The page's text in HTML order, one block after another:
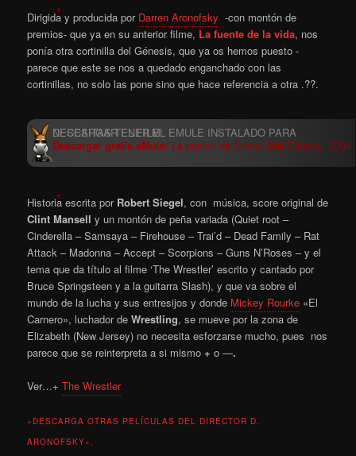
.+.
Dirigida y producida por Darren Aronofsky -con montón de
premios- que ya en su anterior filme, La fuente de la vida, nos
ponía otra cortinilla del Génesis, que ya os hemos puesto -
parece que este se nos a quedado enganchado con las
cortinillas, no solo las pone sino que hace referencia a otra .??.
Descargar gratis eMule: La pasion de Cristo, Mel Gibson, 2004
.+.
Historia escrita por Robert Siegel, con música, score original de
Clint Mansell y un montón de peña variada (Quiet root –
Cinderella – Samsaya – Firehouse – Trai’d – Dead Family – Rat
Attack – Madonna – Accept – Scorpions – Guns N’Roses – y el
tema que da título al filme ‘The Wrestler’ escrito y cantado por
Bruce Springsteen y a la guitarra Slash), y que va sobre el
mundo de la lucha y sus entresijos y donde Mickey Rourke «El
Carnero», luchador deWrestling, se mueve por la zona de
Elizabeth (New Jersey) no necesita esforzarse mucho, pues nos
parece que se reinterpreta a si mismo+o —.
Ver…+The Wrestler
«DESCARGA OTRAS PELÍCULAS DEL DIRECTOR D.
ARONOFSKY».